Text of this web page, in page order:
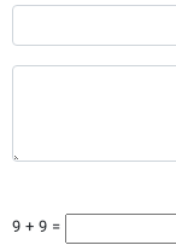
9 + 9 =